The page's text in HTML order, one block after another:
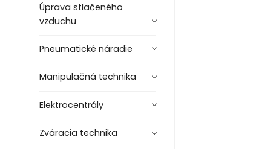
Úprava stlačeného
vzduchu
Pneumatické náradie
Manipulačná technika
Elektrocentrály
Zváracia technika